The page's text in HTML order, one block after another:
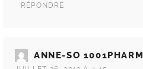
RÉPONDRE
ANNE-SO